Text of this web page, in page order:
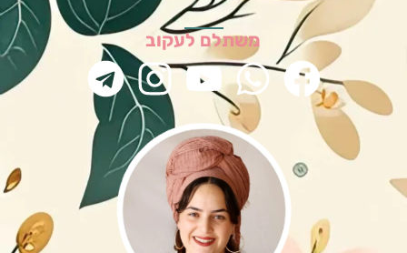
משתלם לעקוב